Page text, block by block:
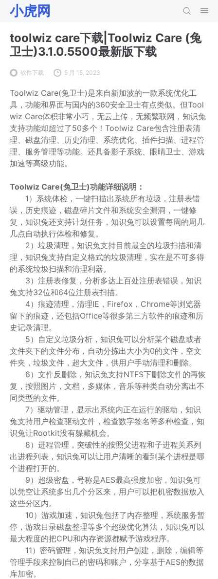
小虎网
toolwiz care下载|Toolwiz Care (兔
卫士)3.1.0.5500最新版下载
软件下载 5 月 15, 2023
Toolwiz Care(兔卫士)是来自新加波的一款系统优化工
具，功能和界面与国内的360安全卫士有点类似。但Tool
wiz Care体积非常小巧，无云上传，无频繁联网，知识兔
支持功能却超过了50多个！Toolwiz Care包含注册表清
理、磁盘清理、历史清理、系统优化、插件扫描、进程管
理、服务管理等功能。还具备影子系统、眼睛卫士、游戏
加速等高级功能。
Toolwiz Care(兔卫士)功能详细说明：
1）系统体检，一键扫描出系统所有垃圾，注册表错
误，历史痕迹，磁盘碎片文件和系统安全漏洞，一键修
复，知识兔还支持计划任务，知识兔可以设置每周的周几
几点自动执行体检和修复。
2）垃圾清理，知识兔支持目前最全的垃圾扫描和清
理，知识兔支持自定义格式的垃圾清理，实在是不可多得
的系统垃圾扫描和清理利器。
3）注册表修复，分析多达上百处注册表错误，知识
兔支持32位和64位注册表扫描。
4）痕迹清理，清理IE，Firefox，Chrome等浏览器
留下的痕迹，还包括Office等很多第三方软件的痕迹和历
史记录清理。
5）自定义垃圾分析，知识兔可以分析某个磁盘或者
文件夹下的文件分布，自动分拣出大小为0的文件，空文
件夹，垃圾文件，超大文件，供用户手动清理和删除。
6）文件反删除，知识兔支持NTFS下删除文件的再恢
复，按照图片，文档，多媒体，音乐等种类自动分离出不
同类型的文件。
7）驱动管理，显示出系统内正在运行的驱动，知识
兔支持用户检查驱动文件，检查数字签名等多种检查，知
识兔让Rootkit没有躲藏机会。
8）进程管理，突破性的按照父进程和子进程关系列
出进程列表，知识兔可以让用户清晰的看到某个进程是哪
个进程打开的。
9）超级密盘，号称是AES最高强度加密，知识兔可
以凭空让系统多出几个分区来，用户可以把机密数据放入
这些分区内。
10）游戏加速，知识兔包括了内存整理，系统服务暂
停，游戏目录磁盘整理等多个超级优化算法，知识兔可以
最大程度的把CPU和内存资源都赋予游戏程序。
11）密码管理，知识兔支持用户创建，删除，编辑等
管理手段来控制自己的密码和账户，分享基于AES的数据
库加密。